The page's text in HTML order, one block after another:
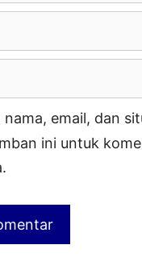
nama, email, dan
ini untuk